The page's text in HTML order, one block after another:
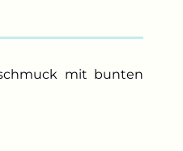
mit bunten